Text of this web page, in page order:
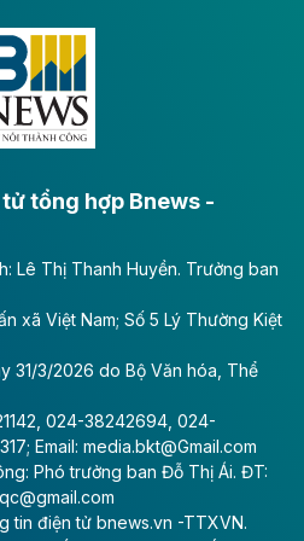
km được kỳ vọng sẽ tạo động
hội khu vực phía Nam đồng
không Việt Nam - CTCP
về lợi nhuận trong quý
doanh thu
và Xây dựng Việt Nam
nửa đầu năm với doanh thu
tăng 4% so với cùng kỳ và
sử hoạt động của doanh
tổng hợp Bnews -
Lê Thị Thanh Huyền. Trưởng ban
xã Việt Nam; Số 5 Lý Thường Kiệt
31/3/2026 do Bộ Văn hóa, Thể
024-38242694, 024-
Email: media.bkt@Gmail.com
Phó trưởng ban Đỗ Thị Ái. ĐT:
tin điện tử bnews.vn -TTXVN.